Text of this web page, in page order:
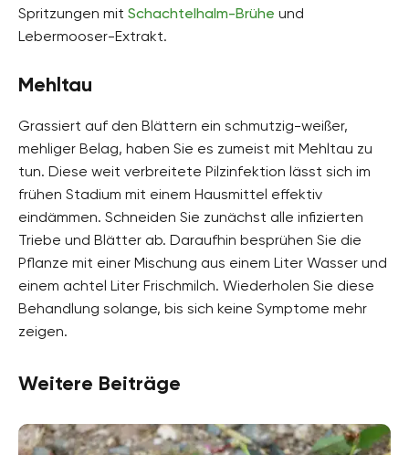
Spritzungen mit Schachtelhalm-Brühe und
Lebermooser-Extrakt.
Mehltau
Grassiert auf den Blättern ein schmutzig-weißer,
mehliger Belag, haben Sie es zumeist mit Mehltau zu
tun. Diese weit verbreitete Pilzinfektion lässt sich im
frühen Stadium mit einem Hausmittel effektiv
eindämmen. Schneiden Sie zunächst alle infizierten
Triebe und Blätter ab. Daraufhin besprühen Sie die
Pflanze mit einer Mischung aus einem Liter Wasser und
einem achtel Liter Frischmilch. Wiederholen Sie diese
Behandlung solange, bis sich keine Symptome mehr
zeigen.
Weitere Beiträge